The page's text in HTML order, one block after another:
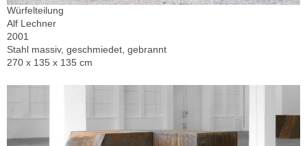
Würfelteilung
Alf Lechner
2001
Stahl massiv, geschmiedet, gebrannt
270 x 135 x 135 cm